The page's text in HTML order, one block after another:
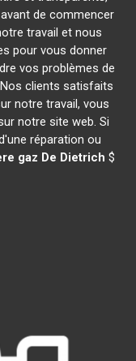
de commencer
travail et nous
pour vous donner
vos problèmes de
clients satisfaits
notre travail, vous
notre site web. Si
réparation ou
gaz De Dietrich $